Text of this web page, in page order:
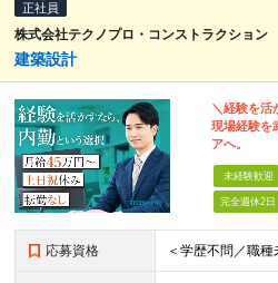
正社員
株式会社テクノプロ・コンストラクション
建築設計
＼経験を活
現場経験を
アへ。
未経験歓迎
完全週休2日
応募資格